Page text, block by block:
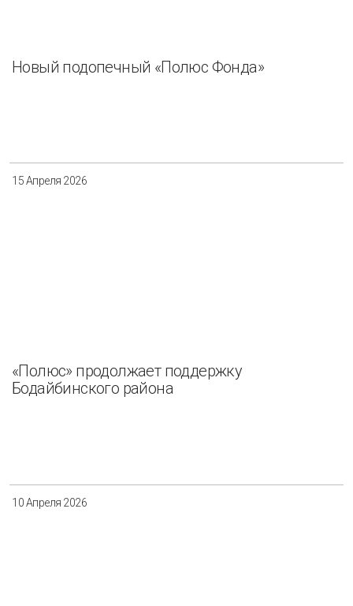
Новый подопечный «Полюс Фонда»
15 Апреля 2026
«Полюс» продолжает поддержку
Бодайбинского района
10 Апреля 2026